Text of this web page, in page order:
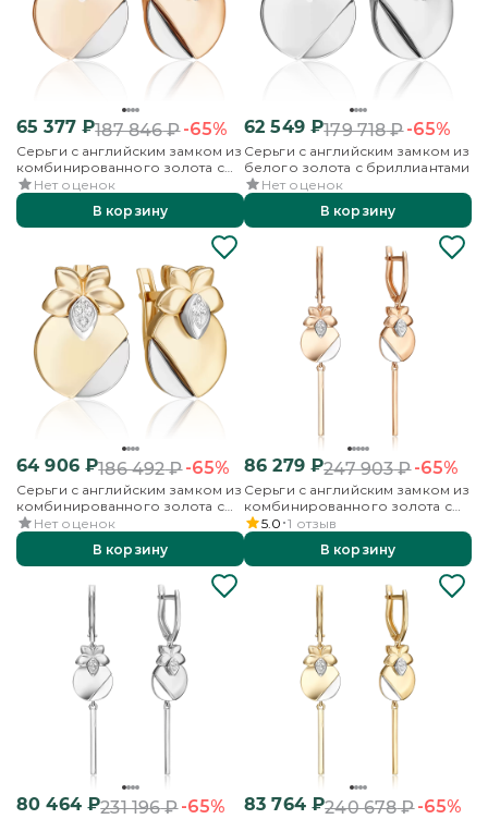
65 377₽187 846₽-65%
Серьги с английским замком из
комбинированного золота с
бриллиантами
Нет оценок
В корзину
62 549₽179 718₽-65%
Серьги с английским замком из
белого золота с бриллиантами
Нет оценок
В корзину
64 906₽186 492₽-65%
Серьги с английским замком из
комбинированного золота с
бриллиантами
Нет оценок
В корзину
86 279₽247 903₽-65%
Серьги с английским замком из
комбинированного золота с
бриллиантами
5.0 1 отзыв
В корзину
80 464₽231 196₽-65% 83 764₽240 678₽-65%